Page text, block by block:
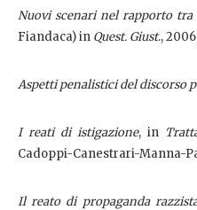
Nuovi scenari nel rapporto tra
Fiandaca) in Quest. Giust.,
Aspetti penalistici del discorso
I reati di istigazione, in
Cadoppi-Canestrari-Manna-
Il reato di propaganda